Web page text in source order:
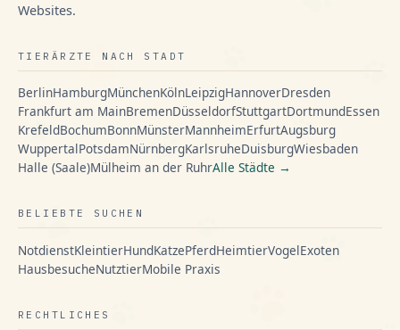
Websites.
TIERÄRZTE NACH STADT
BerlinHamburgMünchenKölnLeipzigHannoverDresden
Frankfurt am MainBremenDüsseldorfStuttgartDortmundEssen
KrefeldBochumBonnMünsterMannheimErfurtAugsburg
WuppertalPotsdamNürnbergKarlsruheDuisburgWiesbaden
Halle (Saale)Mülheim an der RuhrAlle Städte →
BELIEBTE SUCHEN
NotdienstKleintierHundKatzePferdHeimtierVogelExoten
HausbesucheNutztierMobile Praxis
RECHTLICHES